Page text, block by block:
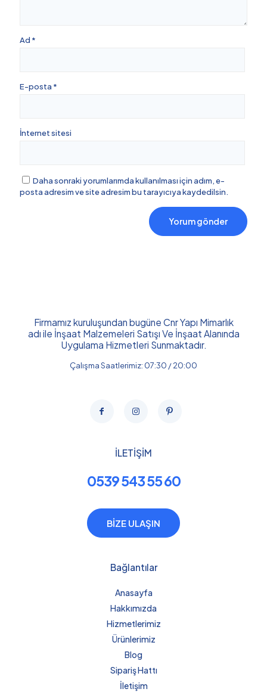
Ad *
E-posta *
İnternet sitesi
Daha sonraki yorumlarımda kullanılması için adım, e-
posta adresim ve site adresim bu tarayıcıya kaydedilsin.
Firmamız kuruluşundan bugüne Cnr Yapı Mimarlık
adı ile İnşaat Malzemeleri Satışı Ve İnşaat Alanında
Uygulama Hizmetleri Sunmaktadır.
Çalışma Saatlerimiz: 07:30 / 20:00
İLETİŞİM
0539 543 55 60
BİZE ULAŞIN
Bağlantılar
Anasayfa
Hakkımızda
Hizmetlerimiz
Ürünlerimiz
Blog
Sipariş Hattı
İletişim